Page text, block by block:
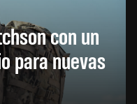
con un
para nuevas